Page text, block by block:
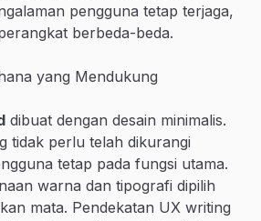
pengguna tetap terjaga,
berbeda-beda.
yang Mendukung
dibuat dengan desain minimalis.
tidak perlu telah dikurangi
tetap pada fungsi utama.
warna dan tipografi dipilih
mata. Pendekatan UX writing